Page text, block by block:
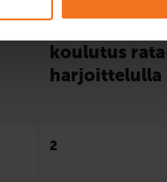
koulutus
harjoittelulla
2